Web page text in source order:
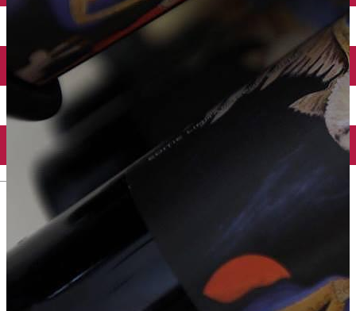
Închirieri auto
Închirieri biciclete
Taxi
Încărcare vehicule electrice